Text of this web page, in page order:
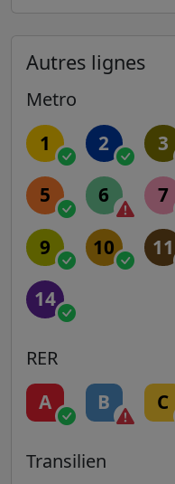
Autres lignes
Metro
1 2 3
5 6 7
9 10 11
14
RER
A B C
Transilien